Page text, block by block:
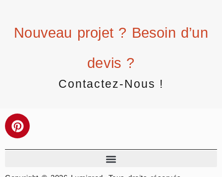
Nouveau projet ? Besoin d’un
devis ?
Contactez-Nous !